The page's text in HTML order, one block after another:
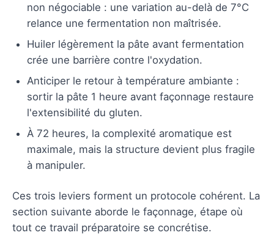
non négociable : une variation au-delà de 7°C
relance une fermentation non maîtrisée.
Huiler légèrement la pâte avant fermentation
crée une barrière contre l'oxydation.
Anticiper le retour à température ambiante :
sortir la pâte 1 heure avant façonnage restaure
l'extensibilité du gluten.
À 72 heures, la complexité aromatique est
maximale, mais la structure devient plus fragile
à manipuler.
Ces trois leviers forment un protocole cohérent. La
section suivante aborde le façonnage, étape où
tout ce travail préparatoire se concrétise.